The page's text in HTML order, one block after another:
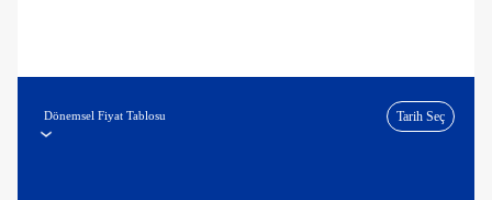
Dönemsel Fiyat Tablosu Tarih Seç